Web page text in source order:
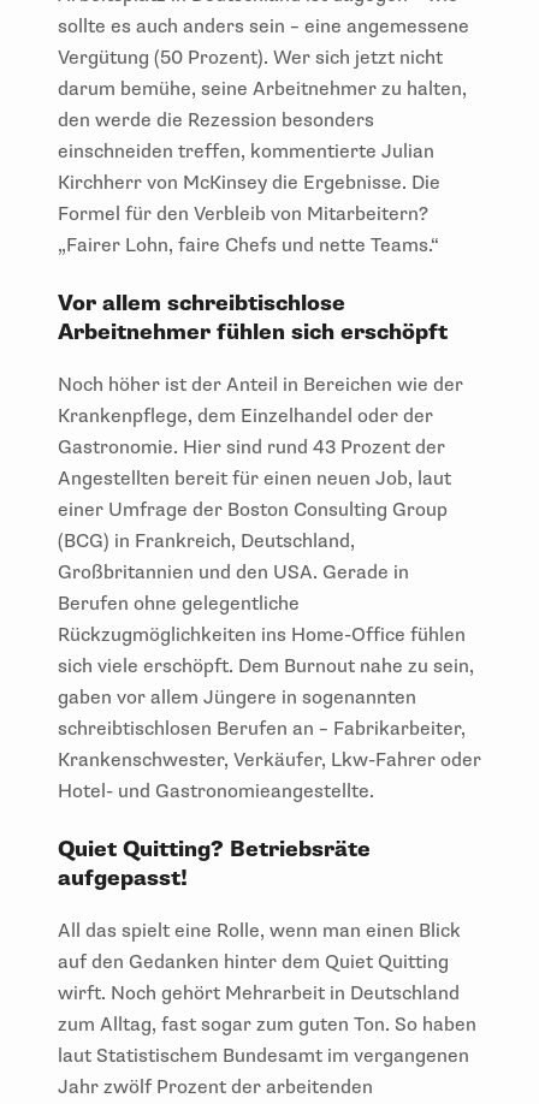
sollte es auch anders sein – eine angemessene
Vergütung (50 Prozent). Wer sich jetzt nicht
darum bemühe, seine Arbeitnehmer zu halten,
den werde die Rezession besonders
einschneiden treffen, kommentierte Julian
Kirchherr von McKinsey die Ergebnisse. Die
Formel für den Verbleib von Mitarbeitern?
„Fairer Lohn, faire Chefs und nette Teams.“
Vor allem schreibtischlose
Arbeitnehmer fühlen sich erschöpft
Noch höher ist der Anteil in Bereichen wie der
Krankenpflege, dem Einzelhandel oder der
Gastronomie. Hier sind rund 43 Prozent der
Angestellten bereit für einen neuen Job, laut
einer Umfrage der Boston Consulting Group
(BCG) in Frankreich, Deutschland,
Großbritannien und den USA. Gerade in
Berufen ohne gelegentliche
Rückzugmöglichkeiten ins Home-Office fühlen
sich viele erschöpft. Dem Burnout nahe zu sein,
gaben vor allem Jüngere in sogenannten
schreibtischlosen Berufen an – Fabrikarbeiter,
Krankenschwester, Verkäufer, Lkw-Fahrer oder
Hotel- und Gastronomieangestellte.
Quiet Quitting? Betriebsräte
aufgepasst!
All das spielt eine Rolle, wenn man einen Blick
auf den Gedanken hinter dem Quiet Quitting
wirft. Noch gehört Mehrarbeit in Deutschland
zum Alltag, fast sogar zum guten Ton. So haben
laut Statistischem Bundesamt im vergangenen
Jahr zwölf Prozent der arbeitenden